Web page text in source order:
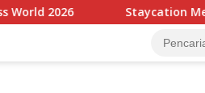
Staycation Mewah Ke Hotel